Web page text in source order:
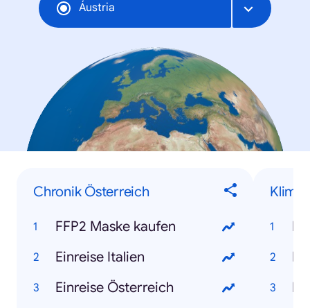
Áustria
Chronik Österreich
FFP2 Maske kaufen
Einreise Italien
Einreise Österreich